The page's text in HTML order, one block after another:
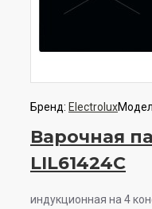
Бренд: Electrolux
Варочная
LIL61424C
индукционная на 4